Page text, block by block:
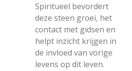
Spiritueel bevordert
deze steen groei, het
contact met gidsen en
helpt inzicht krijgen in
de invloed van vorige
levens op dit leven.